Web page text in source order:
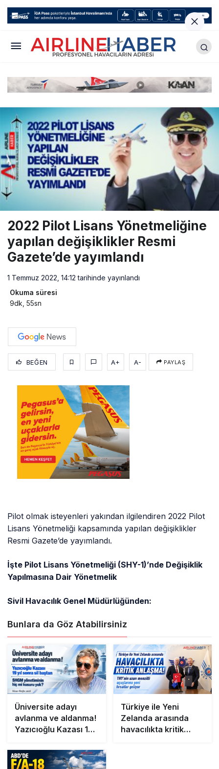
2022 Pilot Lisans Yönetmeliğine
yapılan değişiklikler Resmi
Gazete’de yayımlandı
1 Temmuz 2022, 14:12 tarihinde yayınlandı
Okuma süresi
9dk, 55sn
BEĞEN A+ A- PAYLAŞ
Pilot olmak isteyenleri yakından ilgilendiren 2022 Pilot
Lisans Yönetmeliği kapsamında yapılan değişiklikler
Resmi Gazete’de yayımlandı.
İşte Pilot Lisans Yönetmeliği (SHY-1)’nde Değişiklik
Yapılmasına Dair Yönetmelik
Sivil Havacılık Genel Müdürlüğünden:
Bunlara da Göz Atabilirsiniz
Üniversite adayı
avlanma ve aldanma!
Yazıcıoğlu Kazası 19
SHGM yönetiminin hiç
mi kusuru yok?
Türkiye ile Yeni
Zelanda arasında
havacılıkta kritik